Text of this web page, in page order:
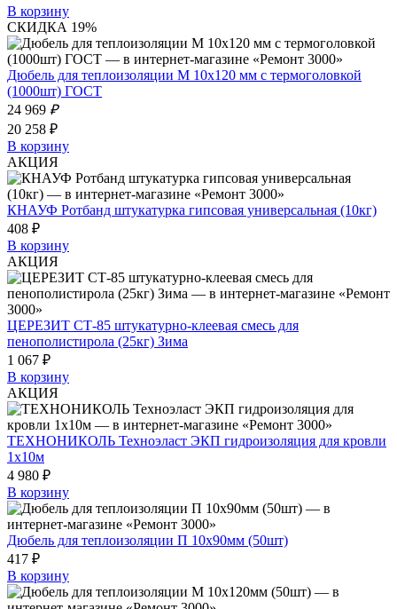
В корзину
СКИДКА 19%
Дюбель для теплоизоляции М 10х120 мм с термоголовкой
(1000шт) ГОСТ
24 969 ₽
20 258 ₽
В корзину
АКЦИЯ
КНАУФ Ротбанд штукатурка гипсовая универсальная (10кг)
408 ₽
В корзину
АКЦИЯ
ЦЕРЕЗИТ СТ-85 штукатурно-клеевая смесь для
пенополистирола (25кг) Зима
1 067 ₽
В корзину
АКЦИЯ
ТЕХНОНИКОЛЬ Техноэласт ЭКП гидроизоляция для кровли
1х10м
4 980 ₽
В корзину
Дюбель для теплоизоляции П 10х90мм (50шт)
417 ₽
В корзину